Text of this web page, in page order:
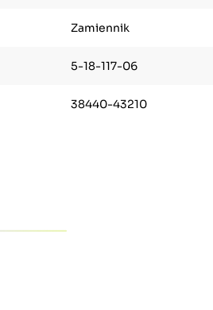
Zamiennik
5-18-117-06
38440-43210